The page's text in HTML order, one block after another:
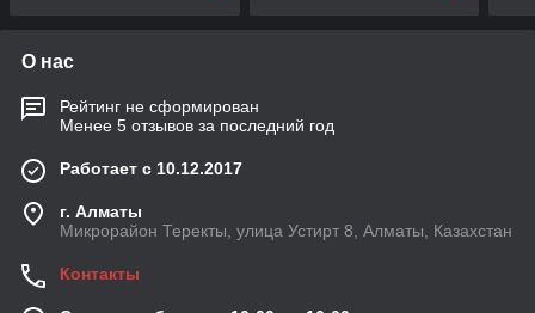
О нас
Рейтинг не сформирован
Менее 5 отзывов за последний год
Работает с 10.12.2017
г. Алматы
Микрорайон Теректы, улица Устирт 8, Алматы, Казахстан
Контакты